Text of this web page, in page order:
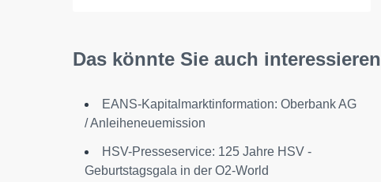
Das könnte Sie auch interessieren
EANS-Kapitalmarktinformation: Oberbank AG
/ Anleiheneuemission
HSV-Presseservice: 125 Jahre HSV -
Geburtstagsgala in der O2-World